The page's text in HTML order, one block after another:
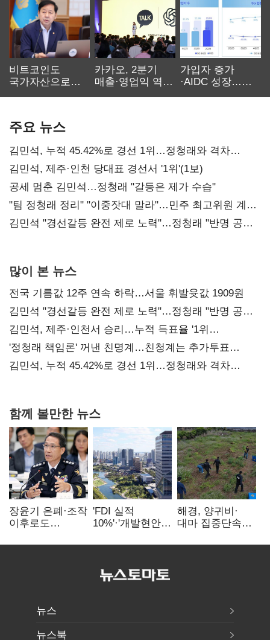
비트코인도
국가자산으로…'
카카오, 2분기
매출·영업익 역대
가입자 증가
·AIDC 성장…
주요 뉴스
김민석, 누적 45.42%로 경선 1위…정청래와 격차
0.86%p(2보)
김민석, 제주·인천 당대표 경선서 '1위'(1보)
공세 멈춘 김민석…정청래 "갈등은 제가 수습"
"팀 정청래 정리" "이중잣대 말라"…민주 최고위원 계파
다툼 격화
김민석 "경선갈등 완전 제로 노력"…정청래 "반명 공세
많이 본 뉴스
전국 기름값 12주 연속 하락…서울 휘발윳값 1909원
김민석 "경선갈등 완전 제로 노력"…정청래 "반명 공세
사과부터"
김민석, 제주·인천서 승리…누적 득표율 '1위
탈환'(종합)
'정청래 책임론' 꺼낸 친명계…친청계는 추가투표
때리기
김민석, 누적 45.42%로 경선 1위…정청래와 격차
함께 볼만한 뉴스
장윤기 은폐·조작
이후로도
내부비위…경찰
'FDI 실적
10%'·'개발현안
인천경제청장
해경, 양귀비·
대마 집중단속…
249명 검거
뉴스
뉴스북